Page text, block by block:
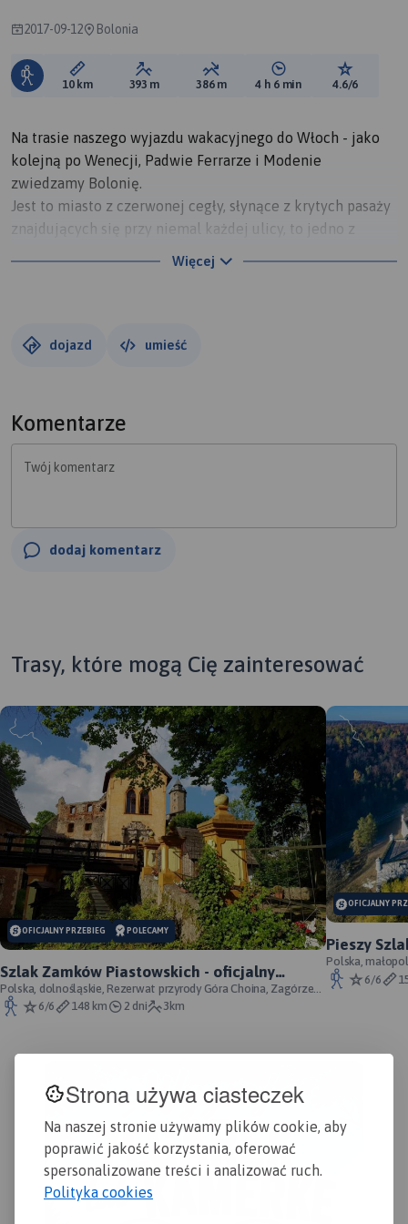
Strona używa ciasteczek
Na naszej stronie używamy plików cookie, aby
poprawić jakość korzystania, oferować
spersonalizowane treści i analizować ruch.
Polityka cookies
2017-09-12 Bolonia
Długość trasy:
10 km Suma przewyższeń:
393 m Suma spadków:
386 m Średni czas potrzebny
4 h 6 min Ocena
4.6/6
Na trasie naszego wyjazdu wakacyjnego do Włoch - jako
kolejną po Wenecji, Padwie Ferrarze i Modenie
zwiedzamy Bolonię.
Jest to miasto z czerwonej cegły, słynące z krytych pasaży
znajdujących się przy niemal każdej ulicy, to jedno z
Dzięki pasażom można je zwiedzić bez męczenia się w
niestety nie zachowało się wiele z nich, chociaż miasto
świetnym punktem widokowym. W środku do przebycia
krzywizny.
Więcej
dojazd umieść
Komentarze
Twój komentarz
dodaj komentarz
Trasy, które mogą Cię zainteresować
OFICJALNY PRZEBIEG POLECAMY
Szlak Zamków Piastowskich - oficjalny
przebieg
Polska, dolnośląskie, Rezerwat przyrody Góra Choina, Zagórze
Śląskie, powiat wałbrzyski
6/6 148 km 2 dni 3km
OFICJALNY
Pieszy
przebieg
Polska,
Morsko;6/6